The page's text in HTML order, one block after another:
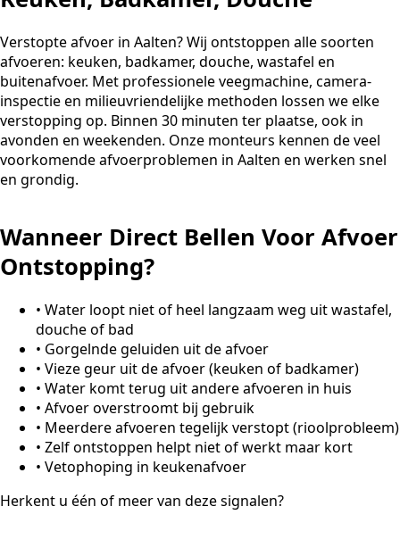
Verstopte afvoer in Aalten? Wij ontstoppen alle soorten
afvoeren: keuken, badkamer, douche, wastafel en
buitenafvoer. Met professionele veegmachine, camera-
inspectie en milieuvriendelijke methoden lossen we elke
verstopping op. Binnen 30 minuten ter plaatse, ook in
avonden en weekenden. Onze monteurs kennen de veel
voorkomende afvoerproblemen in Aalten en werken snel
en grondig.
Wanneer Direct Bellen Voor Afvoer
Ontstopping?
• Water loopt niet of heel langzaam weg uit wastafel,
douche of bad
• Gorgelnde geluiden uit de afvoer
• Vieze geur uit de afvoer (keuken of badkamer)
• Water komt terug uit andere afvoeren in huis
• Afvoer overstroomt bij gebruik
• Meerdere afvoeren tegelijk verstopt (rioolprobleem)
• Zelf ontstoppen helpt niet of werkt maar kort
• Vetophoping in keukenafvoer
Herkent u één of meer van deze signalen?